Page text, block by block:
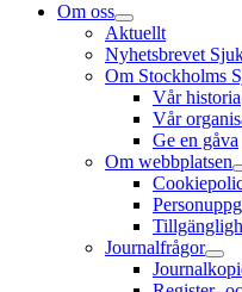
Om oss
Aktuellt
Nyhetsbrevet
Om Stockholms
Vår historia
Vår
Ge en gåva
Om webbplatsen
Journalfrågor